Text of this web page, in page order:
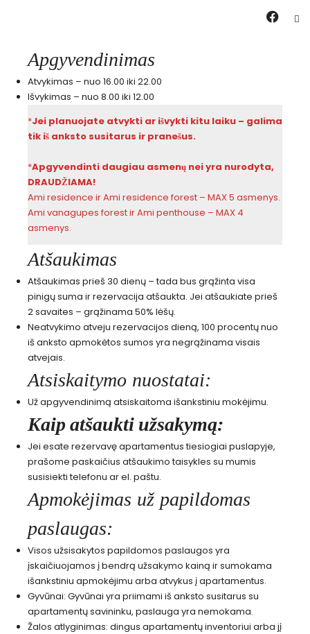
Apgyvendinimas
Atvykimas – nuo 16.00 iki 22.00
Išvykimas – nuo 8.00 iki 12.00
*Jei planuojate atvykti ar išvykti kitu laiku – galima
tik iš anksto susitarus ir pranešus.
*Apgyvendinti daugiau asmenų nei yra nurodyta,
DRAUDŽIAMA!
Ami residence ir Ami residence forest – MAX 5 asmenys.
Ami vanagupes forest ir Ami penthouse – MAX 4
asmenys.
Atšaukimas
Atšaukimas prieš 30 dienų – tada bus grąžinta visa
pinigų suma ir rezervacija atšaukta. Jei atšaukiate prieš
2 savaites – grąžinama 50% lėšų.
Neatvykimo atveju rezervacijos dieną, 100 procentų nuo
iš anksto apmokėtos sumos yra negrąžinama visais
atvejais.
Atsiskaitymo nuostatai:
Už apgyvendinimą atsiskaitoma išankstiniu mokėjimu.
Kaip atšaukti užsakymą:
Jei esate rezervavę apartamentus tiesiogiai puslapyje,
prašome paskaičius atšaukimo taisykles su mumis
susisiekti telefonu ar el. paštu.
Apmokėjimas už papildomas
paslaugas:
Visos užsisakytos papildomos paslaugos yra
įskaičiuojamos į bendrą užsakymo kainą ir sumokama
išankstiniu apmokėjimu arba atvykus į apartamentus.
Gyvūnai: Gyvūnai yra priimami iš anksto susitarus su
apartamentų savininku, paslauga yra nemokama.
Žalos atlyginimas: dingus apartamentų inventoriui arba jį